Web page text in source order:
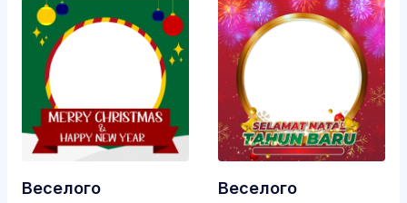
Веселого
Веселого